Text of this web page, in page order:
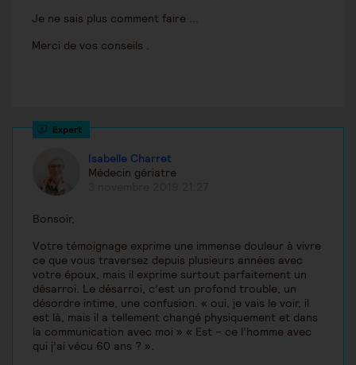
Je ne sais plus comment faire ...
Merci de vos conseils .
Isabelle Charret
Médecin gériatre
Bonsoir,
Votre témoignage exprime une immense douleur à vivre
ce que vous traversez depuis plusieurs années avec
votre époux, mais il exprime surtout parfaitement un
désarroi. Le désarroi, c’est un profond trouble, un
désordre intime, une confusion. « oui, je vais le voir, il
est là, mais il a tellement changé physiquement et dans
la communication avec moi » « Est – ce l’homme avec
qui j’ai vécu 60 ans ? ».